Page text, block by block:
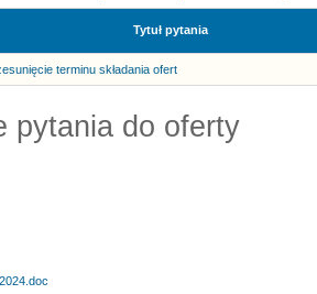
Tytuł pytania
terminu składania ofert
pytania do oferty